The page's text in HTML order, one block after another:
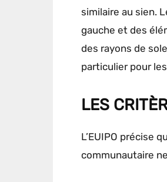
similaire au sien.
gauche et des
des rayons de
particulier pour
LES
L’EUIPO précise
communautaire